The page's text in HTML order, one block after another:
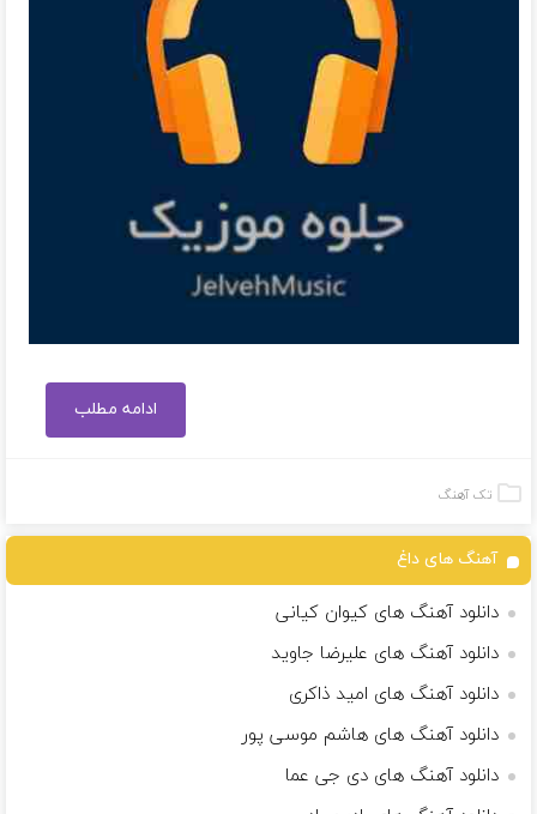
ادامه مطلب
تک آهنگ
آهنگ های داغ
دانلود آهنگ های کیوان کیانی
دانلود آهنگ های علیرضا جاوید
دانلود آهنگ های امید ذاکری
دانلود آهنگ های هاشم موسی پور
دانلود آهنگ های دی جی عما